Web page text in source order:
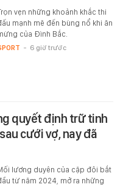
vẹn những khoảnh khắc thi
mạnh mẽ đến bùng nổ khi ăn
của Đình Bắc.
- 6 giờ trước
quyết định trữ tinh
cưới vợ, nay đã
lương duyên của cặp đôi bắt
từ năm 2024, mở ra những